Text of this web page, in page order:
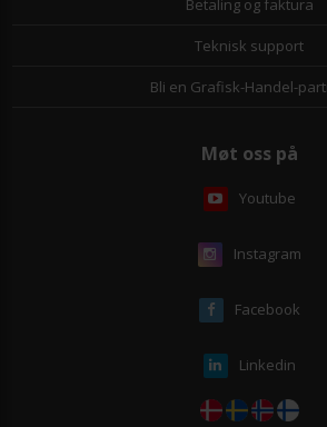
Betaling og faktura
Teknisk support
Bli en Grafisk-Handel-
Møt oss på
Youtube
Instagram
Facebook
Linkedin